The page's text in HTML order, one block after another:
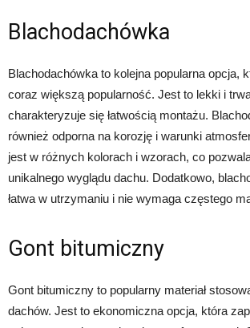
Blachodachówka
Blachodachówka to kolejna popularna opcja,
coraz większą popularność. Jest to lekki i
charakteryzuje się łatwością montażu.
również odporna na korozję i warunki
jest w różnych kolorach i wzorach, co
unikalnego wyglądu dachu. Dodatkowo,
łatwa w utrzymaniu i nie wymaga częstego
Gont bitumiczny
Gont bitumiczny to popularny materiał
dachów. Jest to ekonomiczna opcja, która